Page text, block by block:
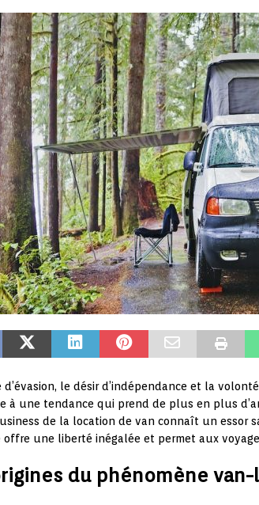
d’évasion, le désir d’indépendance et la
à une tendance qui prend de plus en plus
de la location de van connaît un essor
offre une liberté inégalée et permet aux
du phénomène